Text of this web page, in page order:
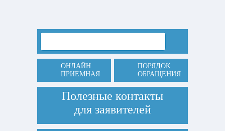
ОНЛАЙН
ПРИЕМНАЯ
ПОРЯДОК
ОБРАЩЕНИЯ
Полезные контакты
для заявителей